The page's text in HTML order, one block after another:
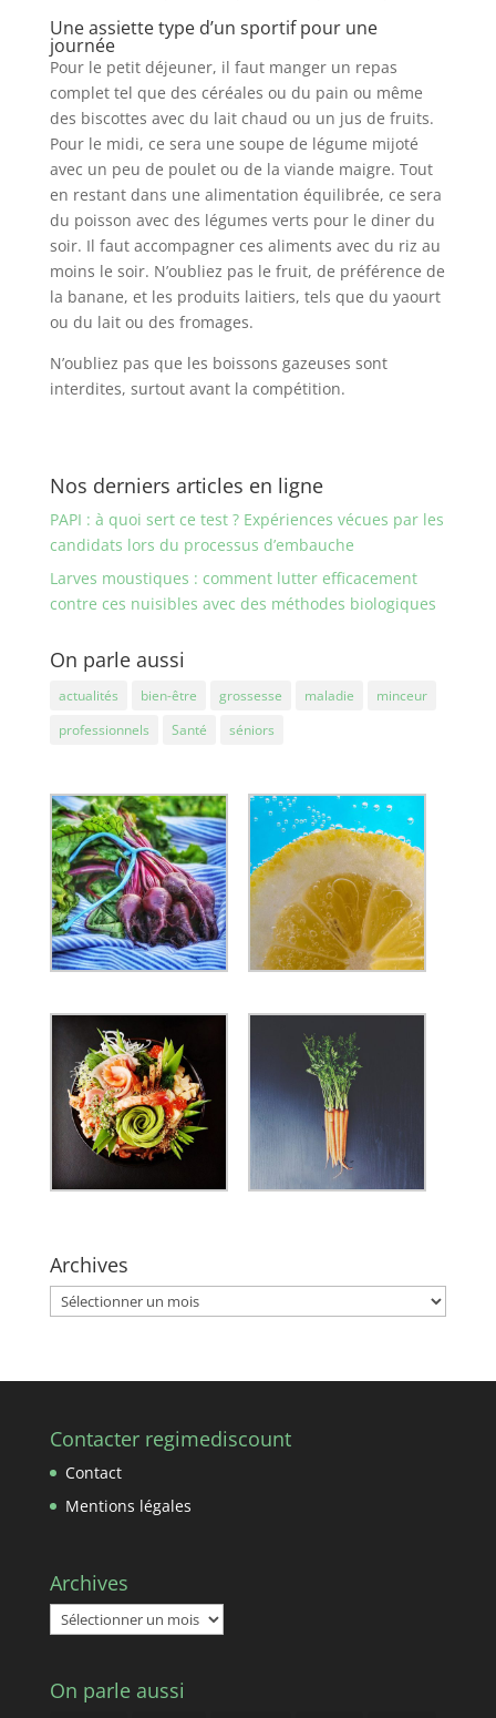
Une assiette type d’un sportif pour une
journée
Pour le petit déjeuner, il faut manger un repas
complet tel que des céréales ou du pain ou même
des biscottes avec du lait chaud ou un jus de fruits.
Pour le midi, ce sera une soupe de légume mijoté
avec un peu de poulet ou de la viande maigre. Tout
en restant dans une alimentation équilibrée, ce sera
du poisson avec des légumes verts pour le diner du
soir. Il faut accompagner ces aliments avec du riz au
moins le soir. N’oubliez pas le fruit, de préférence de
la banane, et les produits laitiers, tels que du yaourt
ou du lait ou des fromages.
N’oubliez pas que les boissons gazeuses sont
interdites, surtout avant la compétition.
Nos derniers articles en ligne
PAPI : à quoi sert ce test ? Expériences vécues par les
candidats lors du processus d’embauche
Larves moustiques : comment lutter efficacement
contre ces nuisibles avec des méthodes biologiques
On parle aussi
actualités bien-être grossesse maladie
minceur
professionnels
Santé séniors
Archives
Archives
Contacter regimediscount
Contact
Mentions légales
Archives
Archives
On parle aussi